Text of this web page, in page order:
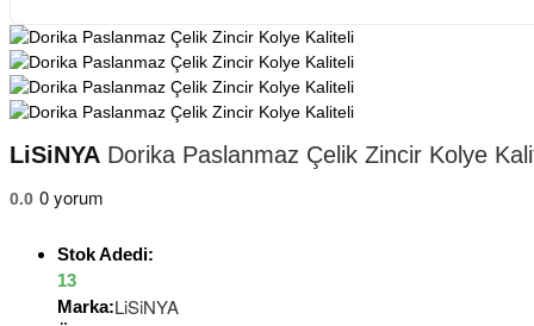
LiSiNYA Dorika Paslanmaz Çelik Zincir Kolye
0.0 0 yorum
Stok Adedi:
13
Marka:LiSiNYA